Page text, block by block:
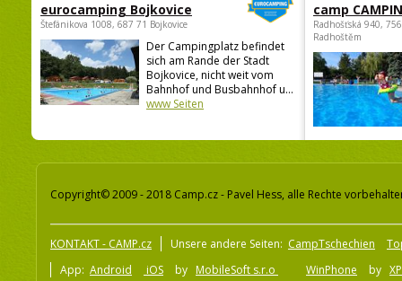
eurocamping Bojkovice
Štefánikova 1008, 687 71 Bojkovice
Der Campingplatz befindet
sich am Rande der Stadt
Bojkovice, nicht weit vom
Bahnhof und Busbahnhof u...
www Seiten
camp
Radhošťská 940,
Radhoštěm
Copyright© 2009 - 2018 Camp.cz - Pavel Hess, alle Rechte
KONTAKT - CAMP.cz Unsere andere Seiten: CampTschechien
App: Android iOS by MobileSoft s.r.o WinPhone by